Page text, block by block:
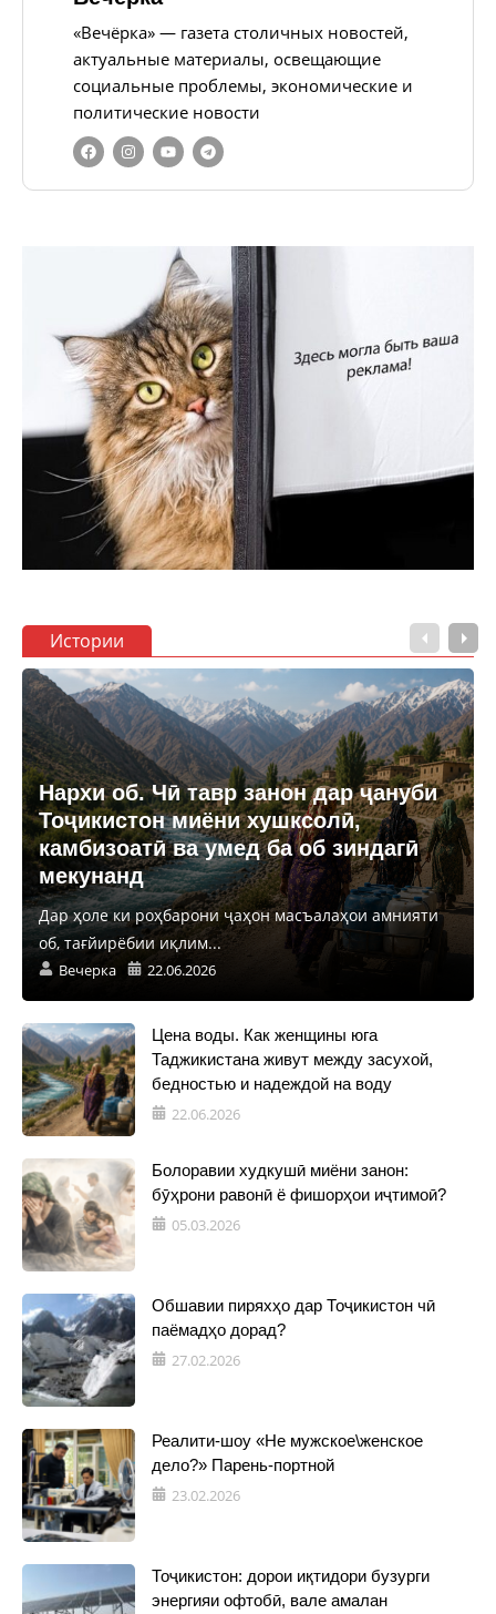
«Вечёрка» — газета столичных новостей,
актуальные материалы, освещающие
социальные проблемы, экономические и
политические новости
Истории
Нархи об. Чӣ тавр занон дар ҷануби
Тоҷикистон миёни хушксолӣ,
камбизоатӣ ва умед ба об зиндагӣ
мекунанд
Дар ҳоле ки роҳбарони ҷаҳон масъалаҳои амнияти
об, тағйирёбии иқлим...
Вечерка 22.06.2026
Цена воды. Как женщины юга
Таджикистана живут между засухой,
бедностью и надеждой на воду
22.06.2026
Болоравии худкушӣ миёни занон:
бӯҳрони равонӣ ё фишорҳои иҷтимоӣ?
05.03.2026
Обшавии пиряхҳо дар Тоҷикистон чӣ
паёмадҳо дорад?
27.02.2026
Реалити-шоу «Не мужское\женское
дело?» Парень-портной
23.02.2026
Тоҷикистон: дорои иқтидори бузурги
энергияи офтобӣ, вале амалан